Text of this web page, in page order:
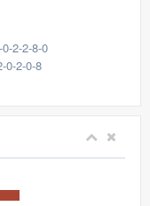
2-2-8-0
0-2-0-8